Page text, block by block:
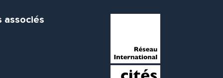
associés